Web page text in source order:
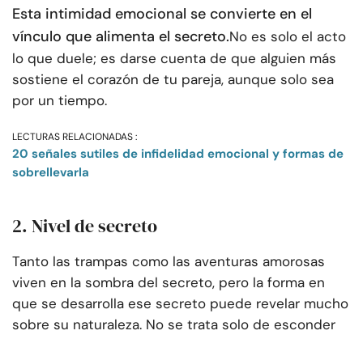
Esta intimidad emocional se convierte en el
vínculo que alimenta el secreto.No es solo el acto
lo que duele; es darse cuenta de que alguien más
sostiene el corazón de tu pareja, aunque solo sea
por un tiempo.
LECTURAS RELACIONADAS :
20 señales sutiles de infidelidad emocional y formas de
sobrellevarla
2. Nivel de secreto
Tanto las trampas como las aventuras amorosas
viven en la sombra del secreto, pero la forma en
que se desarrolla ese secreto puede revelar mucho
sobre su naturaleza. No se trata solo de esconder